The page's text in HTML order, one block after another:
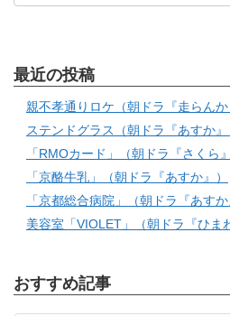
最近の投稿
親不孝通りロケ（朝ドラ『走らんか
ステンドグラス（朝ドラ『あすか』
「RMOカード」（朝ドラ『さくら』
「京酪牛乳」（朝ドラ『あすか』）
「京都総合病院」（朝ドラ『あすか
美容室「VIOLET」（朝ドラ『ひま
おすすめ記事